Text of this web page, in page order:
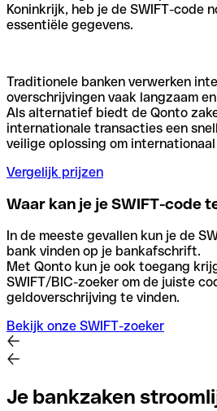
Koninkrijk, heb je de SWIFT-code
essentiële gegevens.
Traditionele banken verwerken
overschrijvingen vaak langzaam
Als alternatief biedt de Qonto
internationale transacties een
veilige oplossing om
Vergelijk prijzen
Waar kan je je SWIFT-code
In de meeste gevallen kun je de
bank vinden op je bankafschrift.
Met Qonto kun je ook toegang
SWIFT/BIC-zoeker om de juiste
geldoverschrijving te vinden.
Bekijk onze SWIFT-zoeker
Je bankzaken